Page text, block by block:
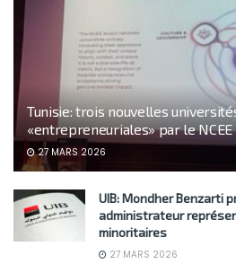
Tunisie: trois nouvelles
«entrepreneuriales» par le NCEE
27 MARS 2026
UIB: Mondher Benzarti
administrateur
minoritaires
27 MARS 2026